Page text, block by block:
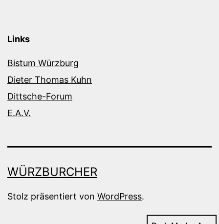
Links
Bistum Würzburg
Dieter Thomas Kuhn
Dittsche-Forum
E.A.V.
WÜRZBURCHER
Stolz präsentiert von WordPress.